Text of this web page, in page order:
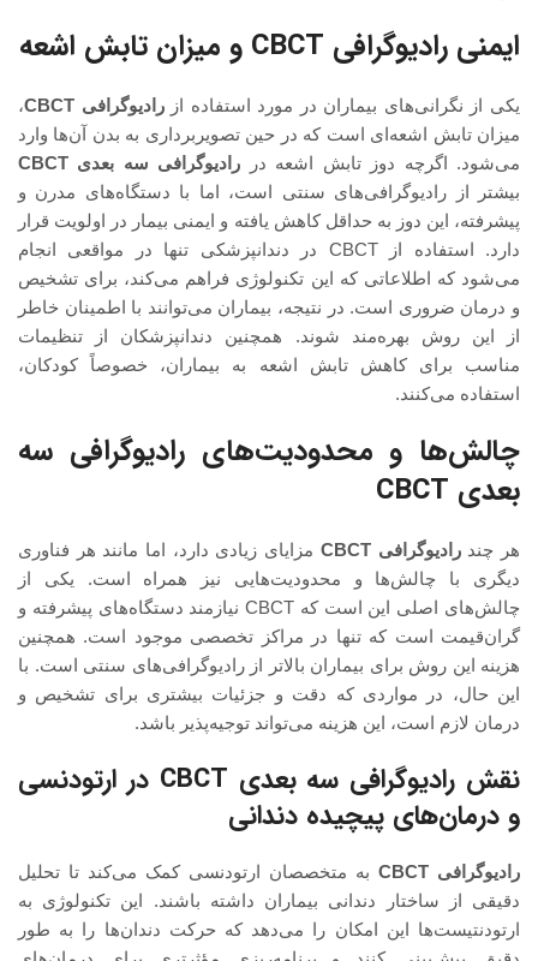
ایمنی رادیوگرافی CBCT و میزان تابش اشعه
یکی از نگرانی‌های بیماران در مورد استفاده ازرادیوگرافی CBCT
،
میزان تابش اشعه‌ای است که در حین تصویربرداری به بدن آن‌ها وارد
می‌شود. اگرچه دوز تابش اشعه در رادیوگرافی سه بعدی CBCT
بیشتر از رادیوگرافی‌های سنتی است، اما با دستگاه‌های مدرن و
پیشرفته، این دوز به حداقل کاهش یافته و ایمنی بیمار در اولویت قرار
دارد. استفاده از CBCT در دندانپزشکی تنها در مواقعی انجام
می‌شود که اطلاعاتی که این تکنولوژی فراهم می‌کند، برای تشخیص
و درمان ضروری است. در نتیجه، بیماران می‌توانند با اطمینان خاطر
از این روش بهره‌مند شوند. همچنین دندانپزشکان از تنظیمات
مناسب برای کاهش تابش اشعه به بیماران، خصوصاً کودکان،
استفاده می‌کنند.
چالش‌ها و محدودیت‌های رادیوگرافی سه
بعدی CBCT
هر چندرادیوگرافی CBCT
مزایای زیادی دارد، اما مانند هر فناوری
دیگری با چالش‌ها و محدودیت‌هایی نیز همراه است. یکی از
چالش‌های اصلی این است که CBCT نیازمند دستگاه‌های پیشرفته و
گران‌قیمت است که تنها در مراکز تخصصی موجود است. همچنین
هزینه این روش برای بیماران بالاتر از رادیوگرافی‌های سنتی است. با
این حال، در مواردی که دقت و جزئیات بیشتری برای تشخیص و
درمان لازم است، این هزینه می‌تواند توجیه‌پذیر باشد.
نقش رادیوگرافی سه بعدی CBCT در ارتودنسی
و درمان‌های پیچیده دندانی
رادیوگرافی CBCT
به متخصصان ارتودنسی کمک می‌کند تا تحلیل
دقیقی از ساختار دندانی بیماران داشته باشند. این تکنولوژی به
ارتودنتیست‌ها این امکان را می‌دهد که حرکت دندان‌ها را به طور